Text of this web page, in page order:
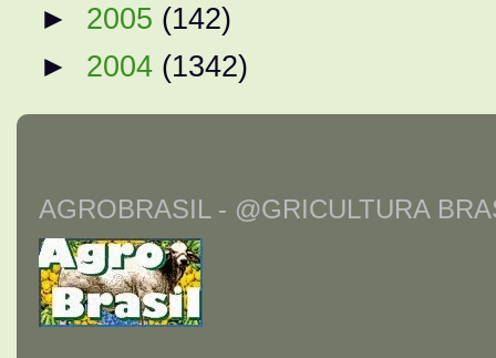
► 2005 (142)
► 2004 (1342)
AGROBRASIL - @GRICULTURA